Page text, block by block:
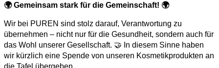
🌍Gemeinsam stark für die Gemeinschaft! 🌍
Wir bei PUREN sind stolz darauf, Verantwortung zu
übernehmen – nicht nur für die Gesundheit, sondern auch für
das Wohl unserer Gesellschaft. 🤝 In diesem Sinne haben
wir kürzlich eine Spende von unseren Kosmetikprodukten an
die Tafel übergeben.